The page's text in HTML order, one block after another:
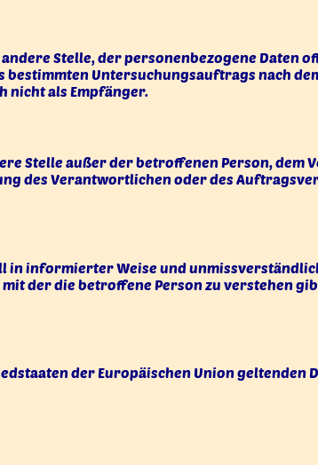
Stelle, der personenbezogene Daten
Untersuchungsauftrags nach
nicht als Empfänger.
Stelle außer der betroffenen Person, dem
des Verantwortlichen oder des
informierter Weise und
der die betroffene Person zu verstehen
der Europäischen Union geltenden